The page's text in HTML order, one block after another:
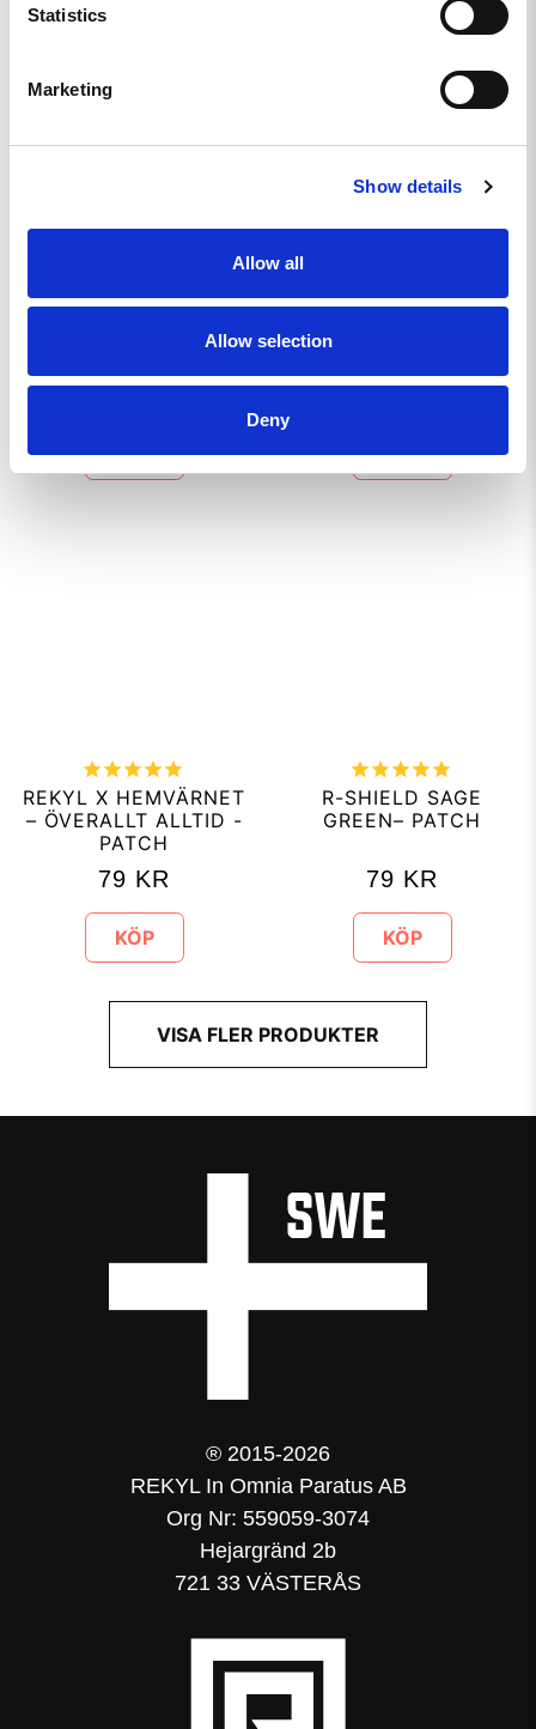
Statistics
Marketing
Show details
Allow all
Allow selection
Deny
PARA ENDURANCE
SUPPORTER PATCH
KÖP
PARA ENDURANCE
SUPPORTER PATCH
KÖP
REKYL X HEMVÄRNET
– ÖVERALLT ALLTID -
PATCH
79 KR
KÖP
R-SHIELD SAGE
GREEN– PATCH
79 KR
KÖP
VISA FLER PRODUKTER
® 2015-2026
REKYL In Omnia Paratus AB
Org Nr: 559059-3074
Hejargränd 2b
721 33 VÄSTERÅS